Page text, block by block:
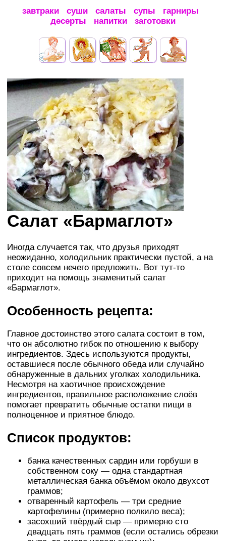
завтраки суши салаты супы
гарниры
десерты
напитки заготовки
Салат «Бармаглот»
Иногда случается так, что друзья приходят
неожиданно, холодильник практически пустой, а на
столе совсем нечего предложить. Вот тут-то
приходит на помощь знаменитый салат
«Бармаглот».
Особенность рецепта:
Главное достоинство этого салата состоит в том,
что он абсолютно гибок по отношению к выбору
ингредиентов. Здесь используются продукты,
оставшиеся после обычного обеда или случайно
обнаруженные в дальних уголках холодильника.
Несмотря на хаотичное происхождение
ингредиентов, правильное расположение слоёв
помогает превратить обычные остатки пищи в
полноценное и приятное блюдо.
Список продуктов:
банка качественных сардин или горбуши в
собственном соку — одна стандартная
металлическая банка объёмом около двухсот
граммов;
отваренный картофель — три средние
картофелины (примерно полкило веса);
засохший твёрдый сыр — примерно сто
двадцать пять граммов (если остались обрезки